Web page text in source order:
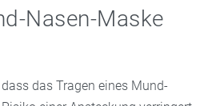
Nasen-Maske
das Tragen eines Mund-